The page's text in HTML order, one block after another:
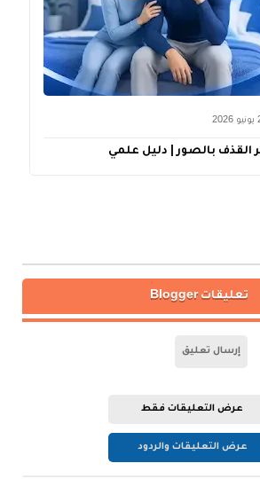
القذف بالصور | دليل علمي
تعليقات Blogger
إرسال تعليق
عرض التعليقات فقط
عرض التعليقات والردود